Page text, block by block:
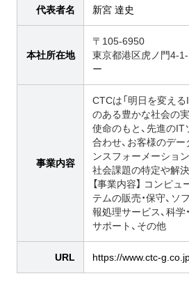
代表者名 新宮 達史
本社所在地
〒105-6950
東京都港区虎ノ門4-
ー
事業内容
CTCは「明日を変え
のある豊かな社会の
使命のもと、先進の
合わせ、お客様のデ
ンスフォーメーショ
社会課題の特定や解
【事業内容】 コンピ
テムの販売・保守、ソ
報処理サービス、科学
サポート、その他
URL https://www.ctc-